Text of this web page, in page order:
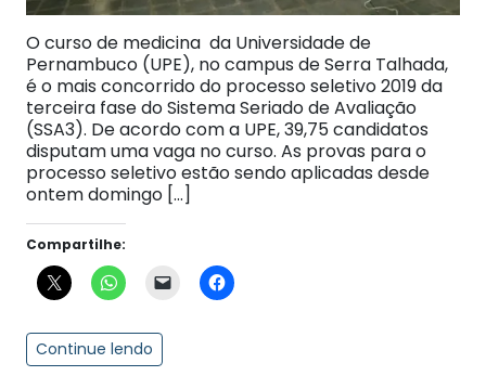
O curso de medicina da Universidade de
Pernambuco (UPE), no campus de Serra Talhada,
é o mais concorrido do processo seletivo 2019 da
terceira fase do Sistema Seriado de Avaliação
(SSA3). De acordo com a UPE, 39,75 candidatos
disputam uma vaga no curso. As provas para o
processo seletivo estão sendo aplicadas desde
ontem domingo […]
Compartilhe:
Continue lendo